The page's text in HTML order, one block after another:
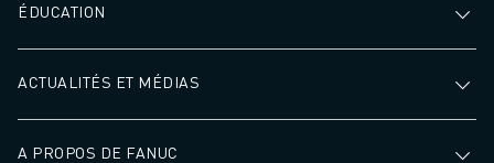
ÉDUCATION
ACTUALITÉS ET MÉDIAS
A PROPOS DE FANUC